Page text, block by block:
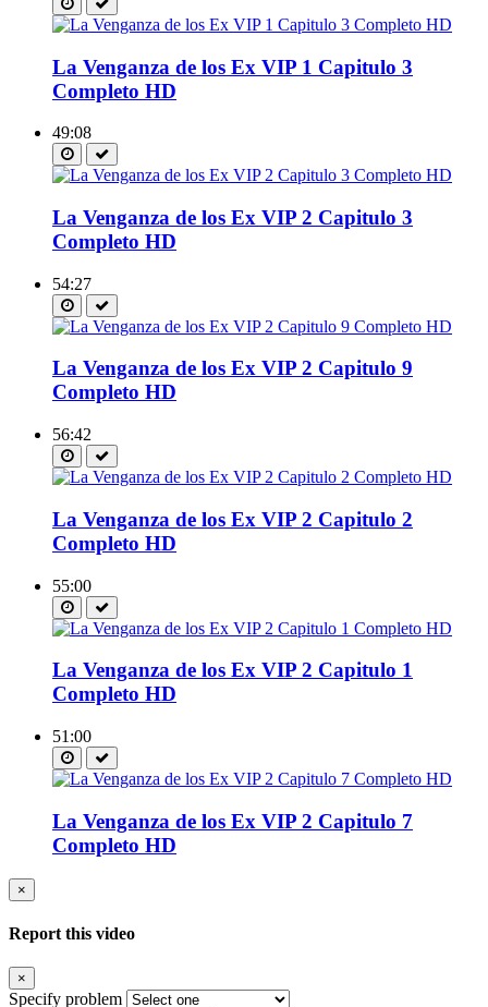
La Venganza de los Ex VIP 1 Capitulo 3
Completo HD
49:08
La Venganza de los Ex VIP 2 Capitulo 3
Completo HD
54:27
La Venganza de los Ex VIP 2 Capitulo 9
Completo HD
56:42
La Venganza de los Ex VIP 2 Capitulo 2
Completo HD
55:00
La Venganza de los Ex VIP 2 Capitulo 1
Completo HD
51:00
La Venganza de los Ex VIP 2 Capitulo 7
Completo HD
×
Report this video
×
Specify problem